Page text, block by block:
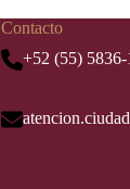
Contacto
+52 (55) 5836-